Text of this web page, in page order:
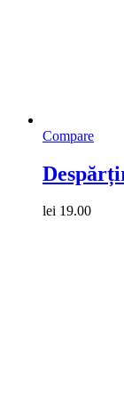
Compare
lei 19.00